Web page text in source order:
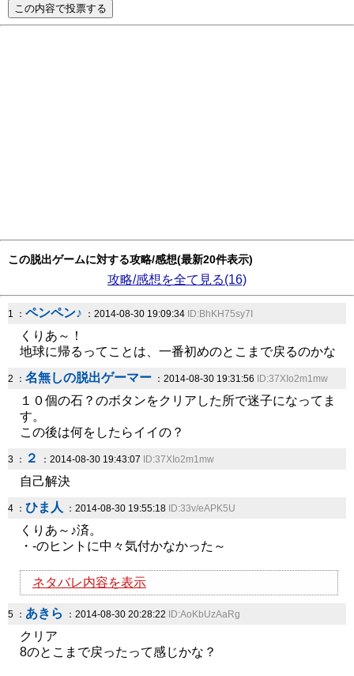
この脱出ゲームに対する攻略/感想(最新20件表示)
攻略/感想を全て見る(16)
1 ： ペンペン♪ ：2014-08-30 19:09:34 ID:BhKH75sy7I
くりあ～！
地球に帰るってことは、一番初めのとこまで戻るのかな
2 ： 名無しの脱出ゲーマー ：2014-08-30 19:31:56 ID:37XIo2m1mw
１０個の石？のボタンをクリアした所で迷子になってま
す。
この後は何をしたらイイの？
3 ： ２ ：2014-08-30 19:43:07 ID:37XIo2m1mw
自己解決
4 ： ひま人 ：2014-08-30 19:55:18 ID:33v/eAPK5U
くりあ～♪済。
・-のヒントに中々気付かなかった～
ネタバレ内容を表示
5 ： あきら ：2014-08-30 20:28:22 ID:AoKbUzAaRg
クリア
8のとこまで戻ったって感じかな？